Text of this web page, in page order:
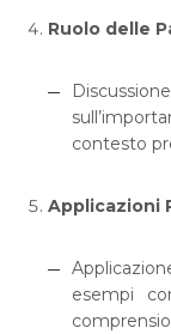
Ruolo delle
contesto
Applicazioni
esempi